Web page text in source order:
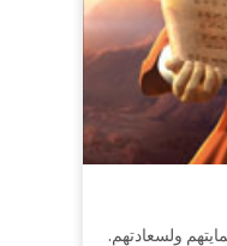
ولسعادتهم.